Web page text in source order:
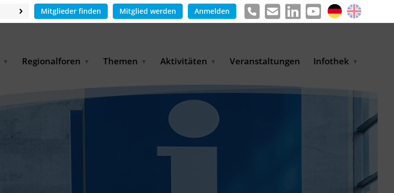
Mitglieder finden Mitglied werden Anmelden
Regionalforen Themen
Industriewasserwirtschaft
Aktivitäten
für KMU
Auslandsmessen
und Transferprojekt
Veranstaltungen Infothek
Informationen